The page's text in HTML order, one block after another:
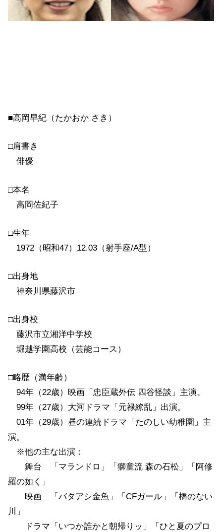
■高岡早紀（たかおか さき）
□肩書き
俳優
□本名
高岡佐紀子
□生年
1972（昭和47）12.03（射手座/A型）
□出身地
神奈川県藤沢市
□出身校
藤沢市立湘洋中学校
堀越学園高校（芸能コース）
□略歴（満年齢）
94年（22歳）映画「忠臣蔵外伝 四谷怪談」主演。
99年（27歳）大河ドラマ「元禄繚乱」出演。
01年（29歳）昼の連続ドラマ「たのしい幼稚園」主
演。
※他の主な出演：
舞台 「マランドロ」「獅童流 森の石松」「阿修
羅の如く」
映画 「バタアシ金魚」「CFガール」「橋のない
川」
ドラマ「いつか誰かと朝帰りッ」「ひと夏のプロ